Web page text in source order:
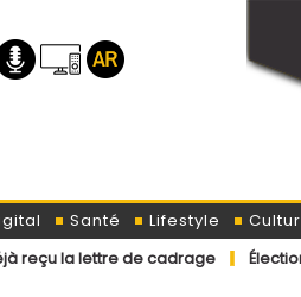
Santé Lifestyle
cadrage
Élections législatives